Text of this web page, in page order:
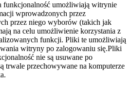
funkcjonalność umożliwiają witrynie
wprowadzonych przez
przez niego wyborów (takich jak
na celu umożliwienie korzystania z
funkcji. Pliki te umożliwiają
witryny po zalogowaniu się.Pliki
nie są usuwane po
trwale przechowywane na komputerze